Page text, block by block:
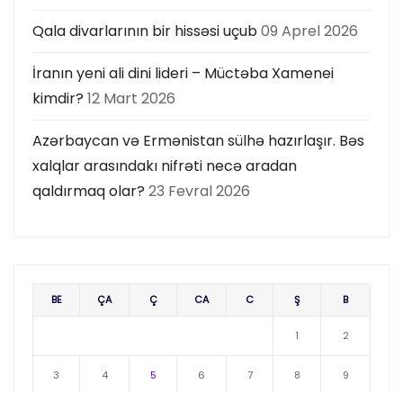
Qala divarlarının bir hissəsi uçub09 Aprel 2026
İranın yeni ali dini lideri – Müctəba Xamenei
kimdir? 12 Mart 2026
Azərbaycan və Ermənistan sülhə hazırlaşır. Bəs
xalqlar arasındakı nifrəti necə aradan
qaldırmaq olar? 23 Fevral 2026
BE ÇA Ç CA C Ş B
1 2
3 4 5 6 7 8 9